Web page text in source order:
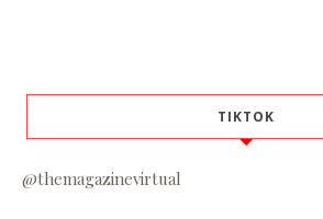
TIKTOK
@themagazinevirtual